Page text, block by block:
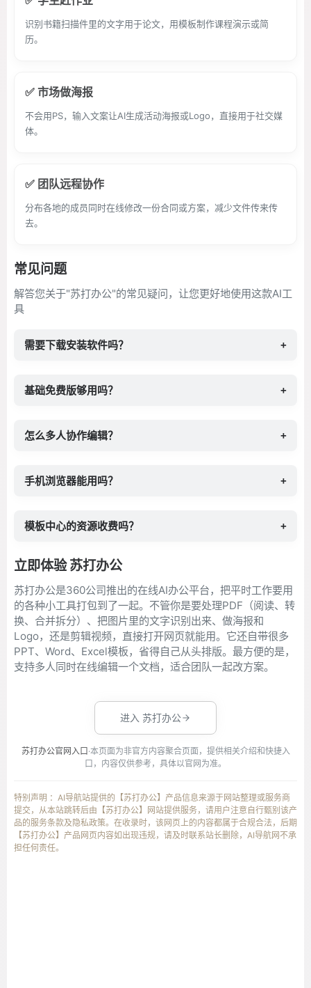
识别书籍扫描件里的文字用于论文，用模板制作课程演示或简
历。
✅ 市场做海报
不会用PS，输入文案让AI生成活动海报或Logo，直接用于社交媒
体。
✅ 团队远程协作
分布各地的成员同时在线修改一份合同或方案，减少文件传来传
去。
常见问题
解答您关于"苏打办公"的常见疑问，让您更好地使用这款AI工
具
需要下载安装软件吗？ +
基础免费版够用吗？ +
怎么多人协作编辑？ +
手机浏览器能用吗？ +
模板中心的资源收费吗？ +
立即体验 苏打办公
苏打办公是360公司推出的在线AI办公平台，把平时工作要用
的各种小工具打包到了一起。不管你是要处理PDF（阅读、转
换、合并拆分）、把图片里的文字识别出来、做海报和
Logo，还是剪辑视频，直接打开网页就能用。它还自带很多
PPT、Word、Excel模板，省得自己从头排版。最方便的是，
支持多人同时在线编辑一个文档，适合团队一起改方案。
进入 苏打办公
苏打办公官网入口 ·本页面为非官方内容聚合页面，提供相关介绍和快捷入
口，内容仅供参考，具体以官网为准。
特别声明 ：AI导航站提供的【苏打办公】产品信息来源于网站整理或服务商
提交，从本站跳转后由【苏打办公】网站提供服务，请用户注意自行甄别该产
品的服务条款及隐私政策。在收录时，该网页上的内容都属于合规合法，后期
【苏打办公】产品网页内容如出现违规，请及时联系站长删除，AI导航网不承
担任何责任。